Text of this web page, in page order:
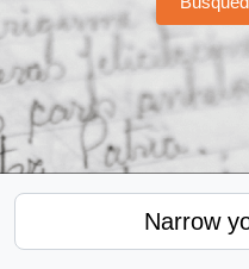
Narrow